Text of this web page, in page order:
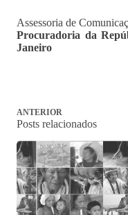
Assessoria de
Procuradoria da
Janeiro
ANTERIOR
Posts relacionados